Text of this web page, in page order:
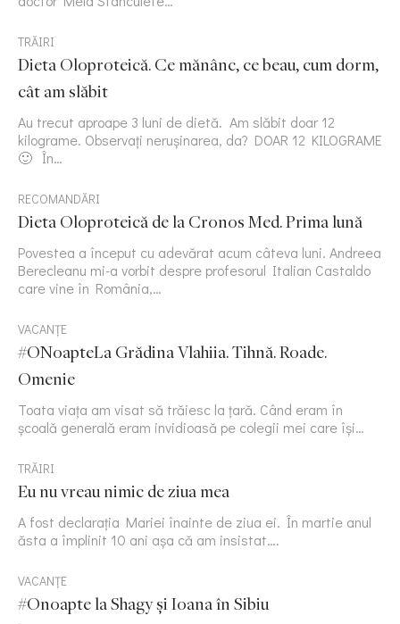
TRĂIRI
Dieta Oloproteică. Ce mănânc, ce beau, cum dorm,
cât am slăbit
Au trecut aproape 3 luni de dietă. Am slăbit doar 12
kilograme. Observați nerușinarea, da? DOAR 12 KILOGRAME
🙂 În…
RECOMANDĂRI
Dieta Oloproteică de la Cronos Med. Prima lună
Povestea a început cu adevărat acum câteva luni. Andreea
Berecleanu mi-a vorbit despre profesorul Italian Castaldo
care vine în România,…
VACANȚE
#ONoapteLa Grădina Vlahiia. Tihnă. Roade.
Omenie
Toata viața am visat să trăiesc la țară. Când eram în
școală generală eram invidioasă pe colegii mei care își…
TRĂIRI
Eu nu vreau nimic de ziua mea
A fost declarația Mariei înainte de ziua ei. În martie anul
ăsta a împlinit 10 ani așa că am insistat….
VACANȚE
#Onoapte la Shagy și Ioana în Sibiu